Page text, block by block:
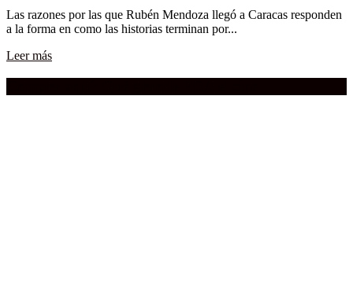
Las razones por las que Rubén Mendoza llegó a Caracas responden
a la forma en como las historias terminan por...
Leer más